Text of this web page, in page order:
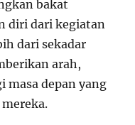
bakat
diri dari kegiatan
dari sekadar
arah,
masa depan yang